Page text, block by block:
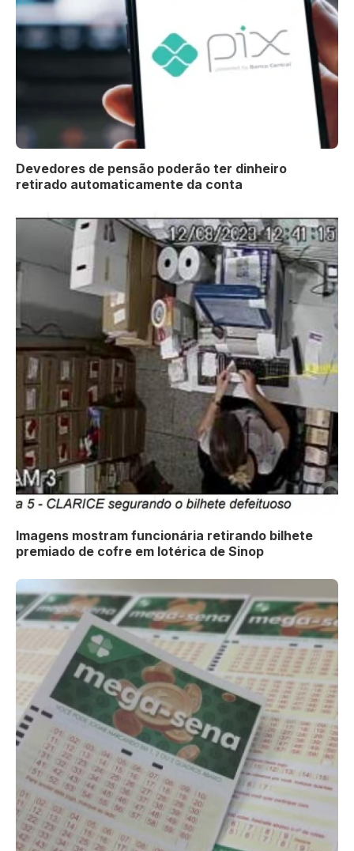
Devedores de pensão poderão ter dinheiro
retirado automaticamente da conta
Imagens mostram funcionária retirando bilhete
premiado de cofre em lotérica de Sinop